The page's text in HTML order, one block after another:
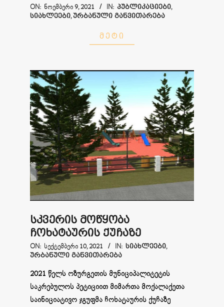
2021-
11-
ON: ᲜᲝᲔᲛᲑᲔᲠᲘ 9, 2021 IN: ᲞᲣᲑᲚᲘᲙᲐᲪᲘᲔᲑᲘ,
ᲡᲘᲐᲮᲚᲔᲔᲑᲘ,ᲣᲠᲑᲐᲜᲣᲚᲘ ᲒᲐᲜᲕᲘᲗᲐᲠᲔᲑᲐ
ᲛᲔᲢᲘ
სკვერის მოწყობა
ჩოხატაურის ქუჩაზე
2021-
09-
10
ON: ᲡᲔᲥᲢᲔᲛᲑᲔᲠᲘ 10, 2021 IN: ᲡᲘᲐᲮᲚᲔᲔᲑᲘ,
ᲣᲠᲑᲐᲜᲣᲚᲘ ᲒᲐᲜᲕᲘᲗᲐᲠᲔᲑᲐ
2021 წელს ოზურგეთის მუნიციპალიტეტის
საკრებულოს პეტიციით მიმართა მოქალაქეთა
საინიციატივო ჯგუფმა ჩოხატაურის ქუჩაზე